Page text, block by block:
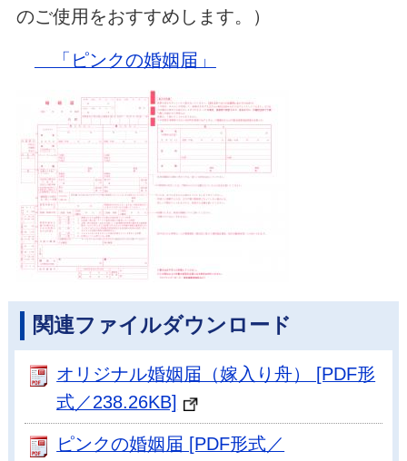
のご使用をおすすめします。）
「ピンクの婚姻届」
関連ファイルダウンロード
オリジナル婚姻届（嫁入り舟） [PDF形
式／238.26KB]
ピンクの婚姻届 [PDF形式／